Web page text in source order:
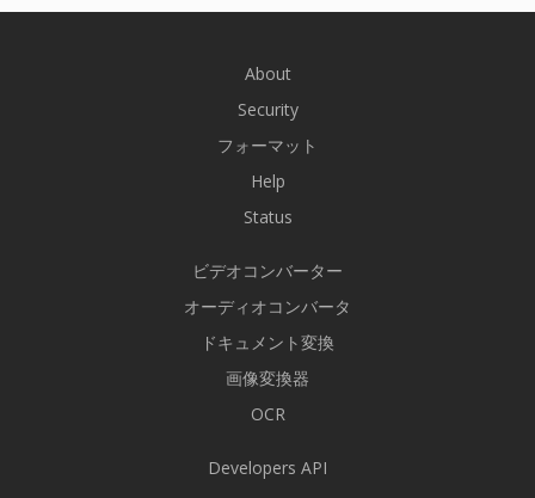
About
Security
フォーマット
Help
Status
ビデオコンバーター
オーディオコンバータ
ドキュメント変換
画像変換器
OCR
Developers API